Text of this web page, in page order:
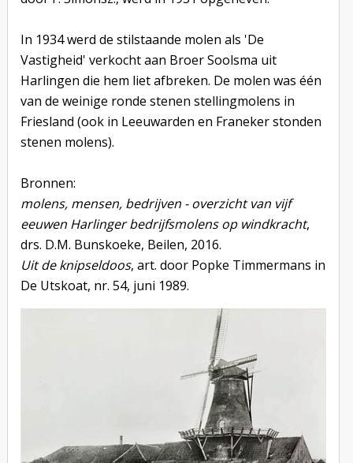
In 1934 werd de stilstaande molen als 'De
Vastigheid' verkocht aan Broer Soolsma uit
Harlingen die hem liet afbreken. De molen was één
van de weinige ronde stenen stellingmolens in
Friesland (ook in Leeuwarden en Franeker stonden
stenen molens).
Bronnen:
molens, mensen, bedrijven - overzicht van vijf
eeuwen Harlinger bedrijfsmolens op windkracht,
drs. D.M. Bunskoeke, Beilen, 2016.
Uit de knipseldoos, art. door Popke Timmermans in
De Utskoat, nr. 54, juni 1989.